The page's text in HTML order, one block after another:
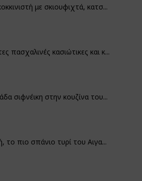
με σκιουφιχτά, κατσ...
πασχαλινές κασιώτικες και κ...
σιφνέικη στην κουζίνα του...
το πιο σπάνιο τυρί του Αιγα...